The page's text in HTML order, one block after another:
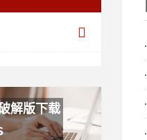
解版下载